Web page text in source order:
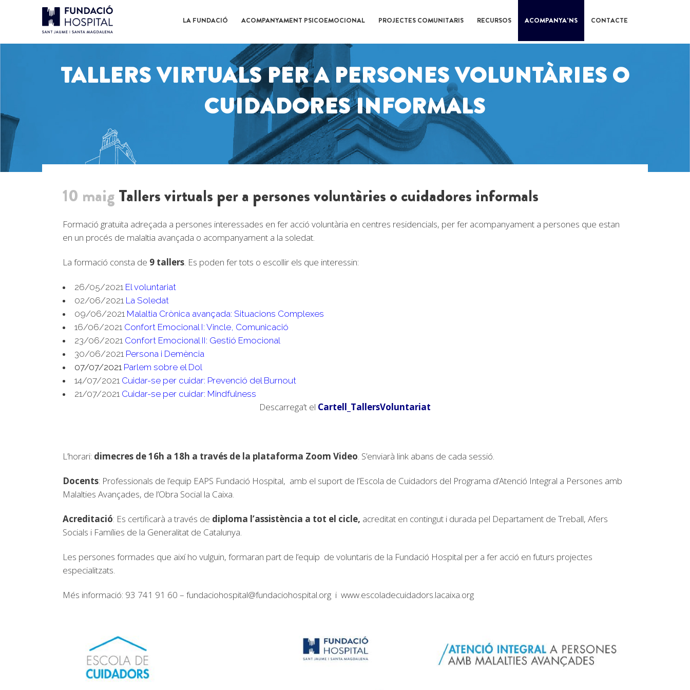
LA FUNDACIÓ ACOMPANYAMENT PSICOEMOCIONAL PROJECTES COMUNITARIS RECURSOS ACOMPANYA’NS CONTACTE
TALLERS VIRTUALS PER A PERSONES VOLUNTÀRIES O
CUIDADORES INFORMALS
10 maigTallers virtuals per a persones voluntàries o cuidadores informals
Formació gratuïta adreçada a persones interessades en fer acció voluntària en centres residencials, per fer acompanyament a persones que estan
en un procés de malaltia avançada o acompanyament a la soledat.
La formació consta de 9 tallers. Es poden fer tots o escollir els que interessin:
26/05/2021 El voluntariat
02/06/2021 La Soledat
09/06/2021 Malaltia Crònica avançada: Situacions Complexes
16/06/2021 Confort Emocional I: Vincle, Comunicació
23/06/2021 Confort Emocional II: Gestió Emocional
30/06/2021 Persona i Demència
07/07/2021 Parlem sobre el Dol
14/07/2021 Cuidar-se per cuidar: Prevenció del Burnout
21/07/2021 Cuidar-se per cuidar: Mindfulness
Descarrega’t el Cartell_TallersVoluntariat
L’horari: dimecres de 16h a 18h a través de la plataforma Zoom Video. S’enviarà link abans de cada sessió.
Docents: Professionals de l’equip EAPS Fundació Hospital, amb el suport de l’Escola de Cuidadors del Programa d’Atenció Integral a Persones amb
Malalties Avançades, de l’Obra Social la Caixa.
Acreditació: Es certificarà a través de diploma l’assistència a tot el cicle, acreditat en contingut i durada pel Departament de Treball, Afers
Socials i Famílies de la Generalitat de Catalunya.
Les persones formades que així ho vulguin, formaran part de l’equip de voluntaris de la Fundació Hospital per a fer acció en futurs projectes
especialitzats.
Més informació: 93 741 91 60 – fundaciohospital@fundaciohospital.org i www.escoladecuidadors.lacaixa.org